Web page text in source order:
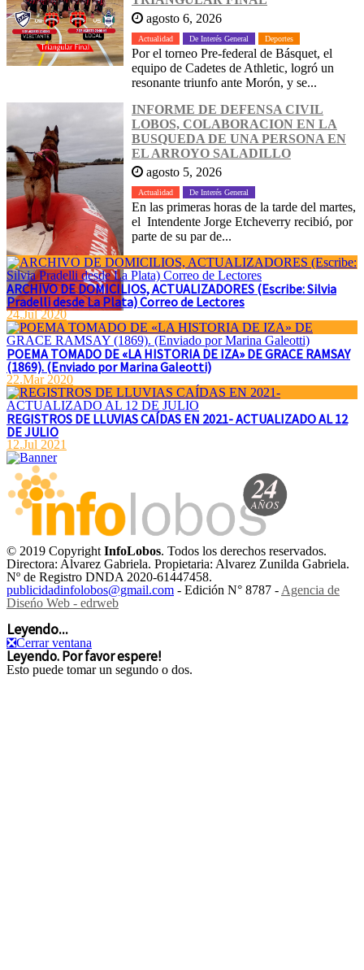
agosto 6, 2026
Actualidad De Interés General Deportes
Por el torneo Pre-federal de Básquet, el
equipo de Cadetes de Athletic, logró un
resonante triunfo ante Morón, y se...
INFORME DE DEFENSA CIVIL
LOBOS, COLABORACION EN LA
BUSQUEDA DE UNA PERSONA EN
EL ARROYO SALADILLO
agosto 5, 2026
Actualidad De Interés General
En las primeras horas de la tarde del martes,
el Intendente Jorge Etcheverry recibió, por
parte de su par de...
ARCHIVO DE DOMICILIOS, ACTUALIZADORES (Escribe: Silvia
Pradelli desde La Plata) Correo de Lectores
24.Jul 2020
POEMA TOMADO DE «LA HISTORIA DE IZA» DE GRACE RAMSAY
(1869). (Enviado por Marina Galeotti)
22.Mar 2020
REGISTROS DE LLUVIAS CAÍDAS EN 2021- ACTUALIZADO AL 12
DE JULIO
12.Jul 2021
© 2019 Copyright InfoLobos. Todos los derechos reservados.
Directora: Alvarez Gabriela. Propietaria: Alvarez Zunilda Gabriela.
Nº de Registro DNDA 2020-61447458.
publicidadinfolobos@gmail.com - Edición N° 8787 - Agencia de
Diseńo Web - edrweb
Leyendo...
❎Cerrar ventana
Leyendo. Por favor espere!
Esto puede tomar un segundo o dos.